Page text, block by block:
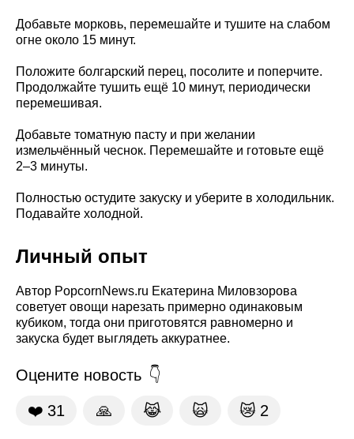
Добавьте морковь, перемешайте и тушите на слабом
огне около 15 минут.
Положите болгарский перец, посолите и поперчите.
Продолжайте тушить ещё 10 минут, периодически
перемешивая.
Добавьте томатную пасту и при желании
измельчённый чеснок. Перемешайте и готовьте ещё
2–3 минуты.
Полностью остудите закуску и уберите в холодильник.
Подавайте холодной.
Личный опыт
Автор PopcornNews.ru Екатерина Миловзорова
советует овощи нарезать примерно одинаковым
кубиком, тогда они приготовятся равномерно и
закуска будет выглядеть аккуратнее.
Оцените новость
❤️ 31 🙏 😹 🙀 😿 2